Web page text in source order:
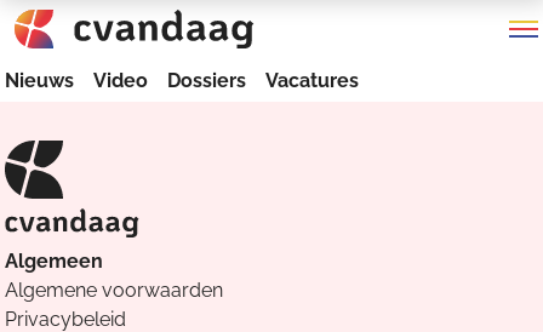
Nieuws Video Dossiers Vacatures
Algemeen
Algemene voorwaarden
Privacybeleid